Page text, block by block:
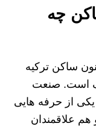
چه
ساکن ترکیه
است. صنعت
یکی از حرفه هایی
علاقمندان